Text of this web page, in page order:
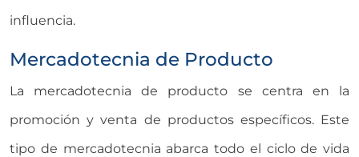
influencia.
Mercadotecnia de Producto
La mercadotecnia de producto se centra en la
promoción y venta de productos específicos. Este
tipo de mercadotecnia abarca todo el ciclo de vida